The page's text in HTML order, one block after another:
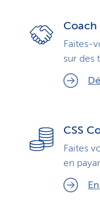
Coach
Faites-
sur des
CSS
Faites
en